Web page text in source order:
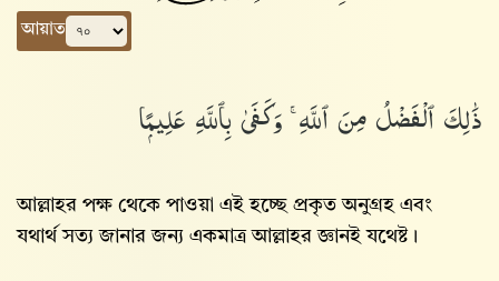
আয়াত
ذَٰلِكَ ٱلْفَضْلُ مِنَ ٱللَّهِ ۚ وَكَفَىٰ بِٱللَّهِ عَلِيمًۭا
আল্লাহর পক্ষ থেকে পাওয়া এই হচ্ছে প্রকৃত অনুগ্রহ এবং
যথার্থ সত্য জানার জন্য একমাত্র আল্লাহর জ্ঞানই যথেষ্ট।